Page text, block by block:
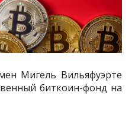
Мигель Вильяфуэрте
биткоин-фонд на